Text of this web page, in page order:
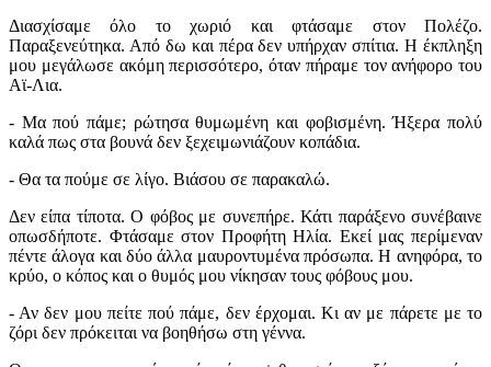
Διασχίσαμε όλο το χωριό και φτάσαμε στον Πολέζο.
Παραξενεύτηκα. Από δω και πέρα δεν υπήρχαν σπίτια. Η έκπληξη
μου μεγάλωσε ακόμη περισσότερο, όταν πήραμε τον ανήφορο του
Αϊ-Λια.
- Μα πού πάμε; ρώτησα θυμωμένη και φοβισμένη. Ήξερα πολύ
καλά πως στα βουνά δεν ξεχειμωνιάζουν κοπάδια.
- Θα τα πούμε σε λίγο. Βιάσου σε παρακαλώ.
Δεν είπα τίποτα. Ο φόβος με συνεπήρε. Κάτι παράξενο συνέβαινε
οπωσδήποτε. Φτάσαμε στον Προφήτη Ηλία. Εκεί μας περίμεναν
πέντε άλογα και δύο άλλα μαυροντυμένα πρόσωπα. Η ανηφόρα, το
κρύο, ο κόπος και ο θυμός μου νίκησαν τους φόβους μου.
- Αν δεν μου πείτε πού πάμε, δεν έρχομαι. Κι αν με πάρετε με το
ζόρι δεν πρόκειται να βοηθήσω στη γέννα.